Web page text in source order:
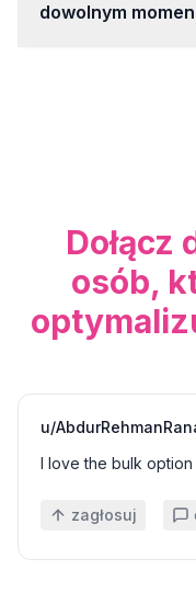
dowolnym
Dołącz
osób,
u/
I love the bulk
zagłosuj